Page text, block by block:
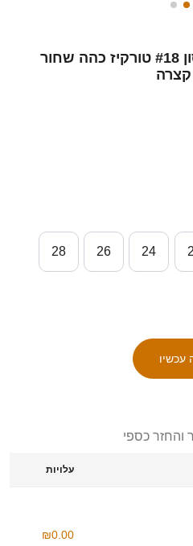
ילדים סינגפור אג׳יי רובסון #18 טורקיז כהה שחור
24
26
28
והחזר כספי
עלויות
₪0.00